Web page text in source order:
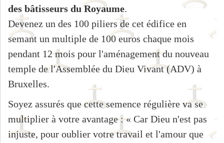
des bâtisseurs du Royaume.
Devenez un des 100 piliers de cet édifice en
semant un multiple de 100 euros chaque mois
pendant 12 mois pour l'aménagement du nouveau
temple de l'Assemblée du Dieu Vivant (ADV) à
Bruxelles.
Soyez assurés que cette semence régulière va se
multiplier à votre avantage : « Car Dieu n'est pas
injuste, pour oublier votre travail et l'amour que